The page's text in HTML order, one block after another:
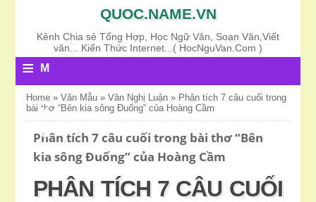
QUOC.NAME.VN
Kênh Chia sẻ Tổng Hợp, Học Ngữ Văn, Soạn Văn,Viết
văn... Kiến Thức Internet...( HocNguVan.Com )
≡
M
N
U
Home »Văn Mẫu »Văn Nghị Luận » Phân tích 7 câu cuối trong
bài thơ “Bên kia sông Đuống” của Hoàng Cầm
Phân tích 7 câu cuối trong bài thơ “Bên
kia sông Đuống” của Hoàng Cầm
PHÂN TÍCH 7 CÂU CUỐI